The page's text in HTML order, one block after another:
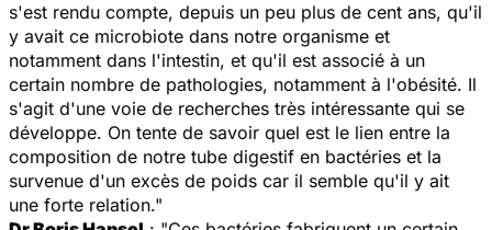
s'est rendu compte, depuis un peu plus de cent ans, qu'il
y avait ce microbiote dans notre organisme et
notamment dans l'intestin, et qu'il est associé à un
certain nombre de pathologies, notamment à l'obésité. Il
s'agit d'une voie de recherches très intéressante qui se
développe. On tente de savoir quel est le lien entre la
composition de notre tube digestif en bactéries et la
survenue d'un excès de poids car il semble qu'il y ait
une forte relation."